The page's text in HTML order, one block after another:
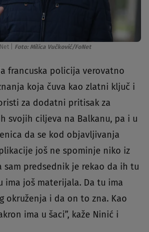
Foto: Milica Vučković/FoNet
francuska policija verovatno
koja čuva kao zlatni ključ i
za dodatni pritisak za
svojih ciljeva na Balkanu, pa i u
da se kod objavljivanja
još ne spominje niko iz
sam predsednik je rekao da ih tu
ima još materijala. Da tu ima
okruženja i da on to zna. Kao
ima u šaci”, kaže Ninić i